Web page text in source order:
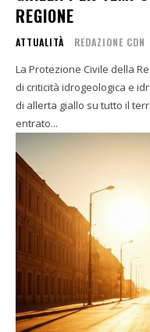
REGIONE
ATTUALITÀ REDAZIONE CDN
La Protezione Civile della
di criticità idrogeologica e
di allerta giallo su tutto il
entrato...